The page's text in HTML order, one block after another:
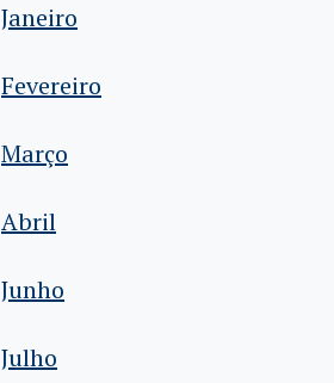
Janeiro
Fevereiro
Março
Abril
Junho
Julho